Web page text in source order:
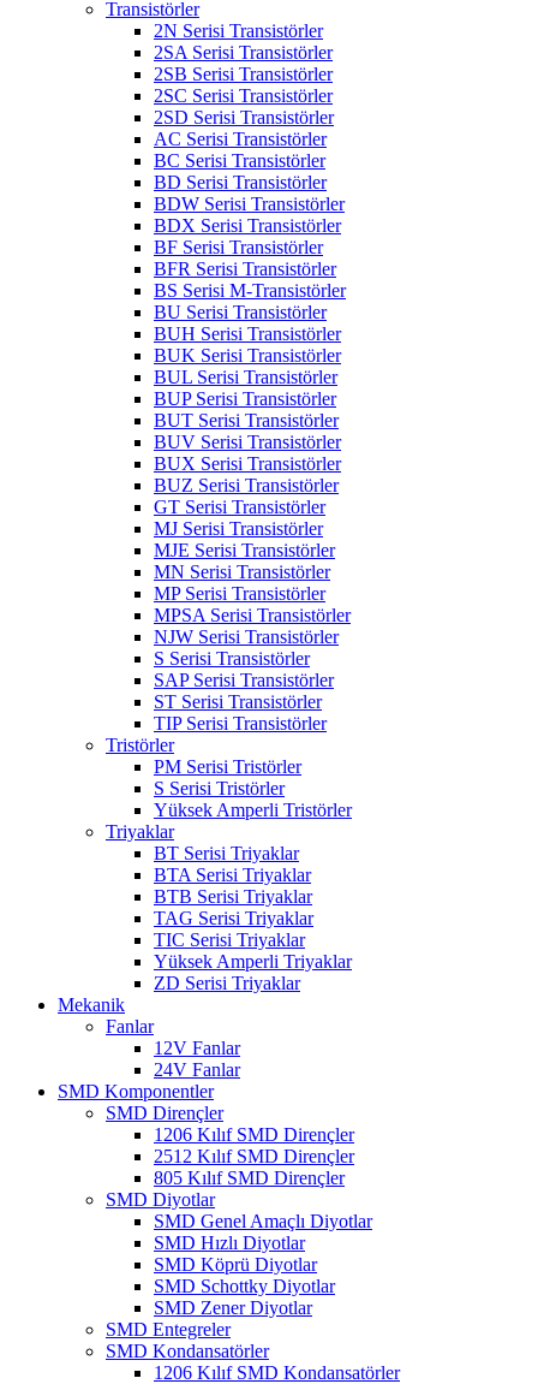
Transistörler
2N Serisi Transistörler
2SA Serisi Transistörler
2SB Serisi Transistörler
2SC Serisi Transistörler
2SD Serisi Transistörler
AC Serisi Transistörler
BC Serisi Transistörler
BD Serisi Transistörler
BDW Serisi Transistörler
BDX Serisi Transistörler
BF Serisi Transistörler
BFR Serisi Transistörler
BS Serisi M-Transistörler
BU Serisi Transistörler
BUH Serisi Transistörler
BUK Serisi Transistörler
BUL Serisi Transistörler
BUP Serisi Transistörler
BUT Serisi Transistörler
BUV Serisi Transistörler
BUX Serisi Transistörler
BUZ Serisi Transistörler
GT Serisi Transistörler
MJ Serisi Transistörler
MJE Serisi Transistörler
MN Serisi Transistörler
MP Serisi Transistörler
MPSA Serisi Transistörler
NJW Serisi Transistörler
S Serisi Transistörler
SAP Serisi Transistörler
ST Serisi Transistörler
TIP Serisi Transistörler
Tristörler
PM Serisi Tristörler
S Serisi Tristörler
Yüksek Amperli Tristörler
Triyaklar
BT Serisi Triyaklar
BTA Serisi Triyaklar
BTB Serisi Triyaklar
TAG Serisi Triyaklar
TIC Serisi Triyaklar
Yüksek Amperli Triyaklar
ZD Serisi Triyaklar
Mekanik
Fanlar
12V Fanlar
24V Fanlar
SMD Komponentler
SMD Dirençler
1206 Kılıf SMD Dirençler
2512 Kılıf SMD Dirençler
805 Kılıf SMD Dirençler
SMD Diyotlar
SMD Genel Amaçlı Diyotlar
SMD Hızlı Diyotlar
SMD Köprü Diyotlar
SMD Schottky Diyotlar
SMD Zener Diyotlar
SMD Entegreler
SMD Kondansatörler
1206 Kılıf SMD Kondansatörler